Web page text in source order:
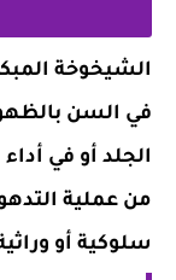
الشيخوخة
في السن
الجلد أو في
من عملية
سلوكية أو